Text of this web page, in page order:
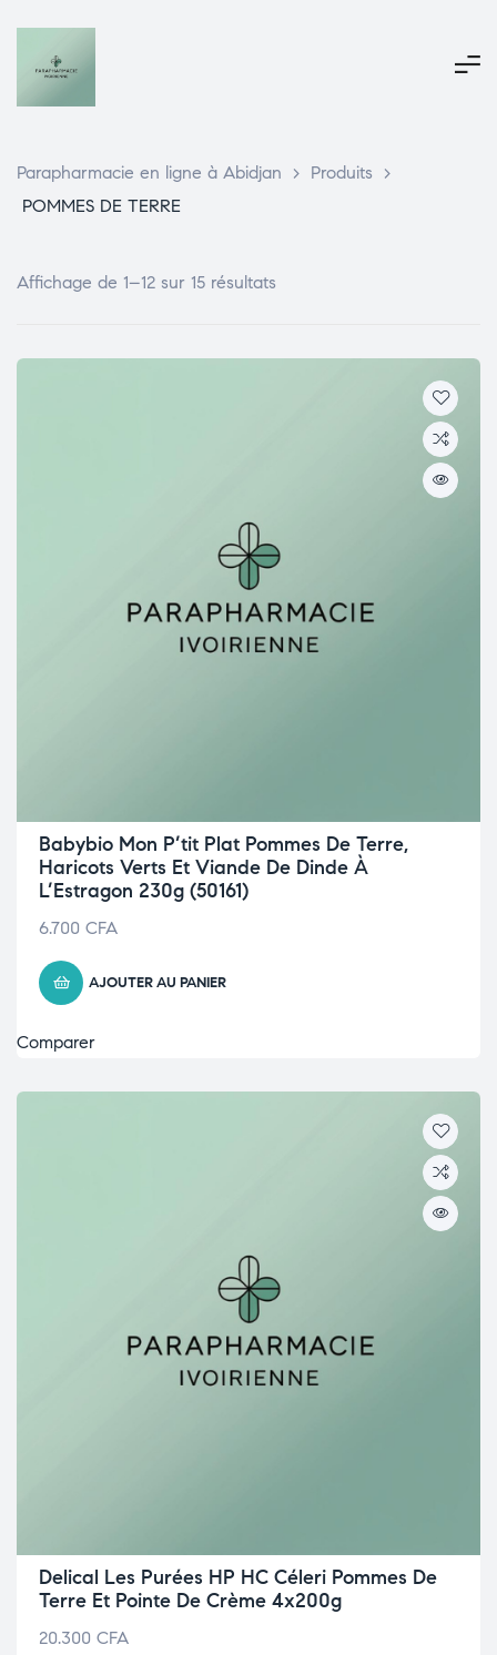
Parapharmacie en ligne à Abidjan > Produits
>
POMMES DE TERRE
Affichage de 1–12 sur 15 résultats
Babybio Mon P’tit Plat Pommes De Terre,
Haricots Verts Et Viande De Dinde À
L’Estragon 230g (50161)
6.700 CFA
AJOUTER AU PANIER
Comparer
Delical Les Purées HP HC Céleri Pommes De
Terre Et Pointe De Crème 4x200g
20.300 CFA